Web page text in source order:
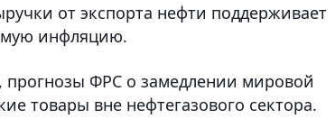
от экспорта нефти поддерживает
инфляцию.
прогнозы ФРС о замедлении мировой
товары вне нефтегазового сектора.